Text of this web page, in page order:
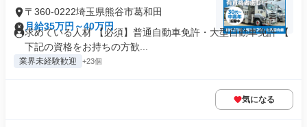
〒360-0222埼玉県熊谷市葛和田
月給35万円～40万円
求めている人材 【必須】普通自動車免許・大型自動車免許 【
下記の資格をお持ちの方歓...
業界未経験歓迎 +23個
気になる